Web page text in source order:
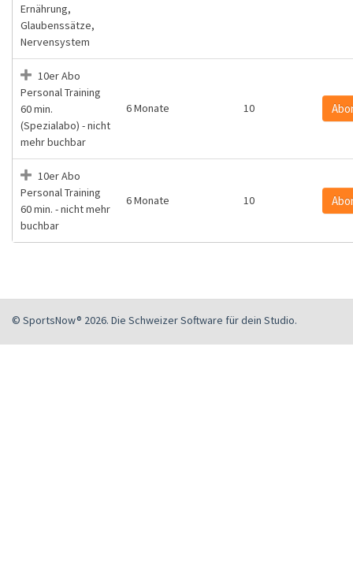
Ernährung,
Glaubenssätze,
Nervensystem
10er Abo
Personal Training
60 min.
(Spezialabo) - nicht
mehr buchbar
6 Monate 10
10er Abo
Personal Training
60 min. - nicht mehr
buchbar
6 Monate 10
© SportsNow® 2026. Die Schweizer Software für dein Studio.